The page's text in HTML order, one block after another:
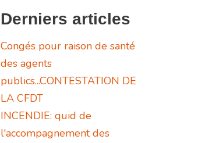
Derniers articles
Congés pour raison de santé
des agents
publics...CONTESTATION DE
LA CFDT
INCENDIE: quid de
l'accompagnement des